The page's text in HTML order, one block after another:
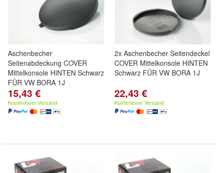
Aschenbecher
Seitenabdeckung COVER
Mittelkonsole HINTEN Schwarz
FÜR VW BORA 1J
15,43 €
Kostenloser Versand
2x Aschenbecher Seitendeckel
COVER Mittelkonsole HINTEN
Schwarz FÜR VW BORA 1J
22,43 €
Kostenloser Versand